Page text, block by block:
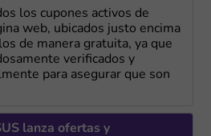
los cupones activos de
web, ubicados justo encima
de manera gratuita, ya que
verificados y
para asegurar que son
lanza ofertas y